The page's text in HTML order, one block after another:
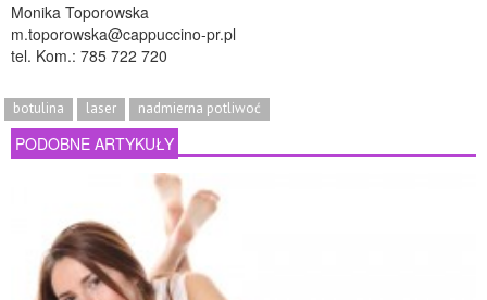
Monika Toporowska
m.toporowska@cappuccino-pr.pl
tel. Kom.: 785 722 720
botulina laser nadmierna potliwoć
PODOBNE ARTYKUŁY